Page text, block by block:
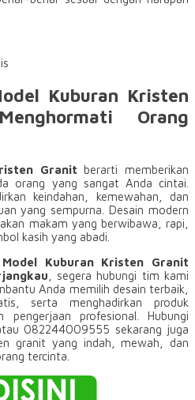
Kuburan Kristen
Orang
Granit berarti memberikan
orang yang sangat Anda cintai.
keindahan, kemewahan, dan
yang sempurna. Desain modern
makam yang berwibawa, rapi,
kasih yang abadi.
Model Kuburan Kristen Granit
, segera hubungi tim kami
Anda memilih desain terbaik,
serta menghadirkan produk
pengerjaan profesional. Hubungi
082244009555 sekarang juga
granit yang indah, mewah, dan
tercinta.